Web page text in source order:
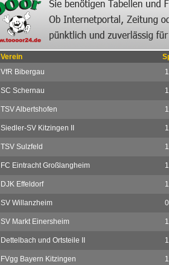
Verein
VfR Bibergau 1
SC Schernau 1
TSV Albertshofen 1
Siedler-SV Kitzingen II 1
TSV Sulzfeld 1
FC Eintracht Großlangheim 1
DJK Effeldorf 1
SV Willanzheim 0
SV Markt Einersheim 1
Dettelbach und Ortsteile II 1
FVgg Bayern Kitzingen 1